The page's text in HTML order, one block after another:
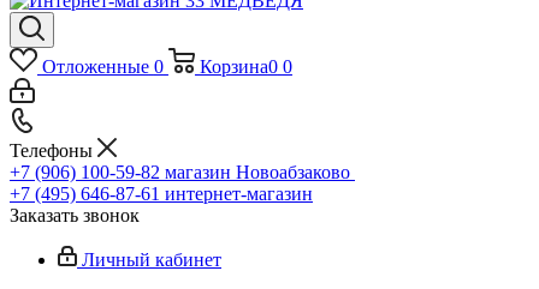
Отложенные 0 Корзина0 0
Телефоны
+7 (906) 100-59-82 магазин Новоабзаково
+7 (495) 646-87-61 интернет-магазин
Заказать звонок
Личный кабинет